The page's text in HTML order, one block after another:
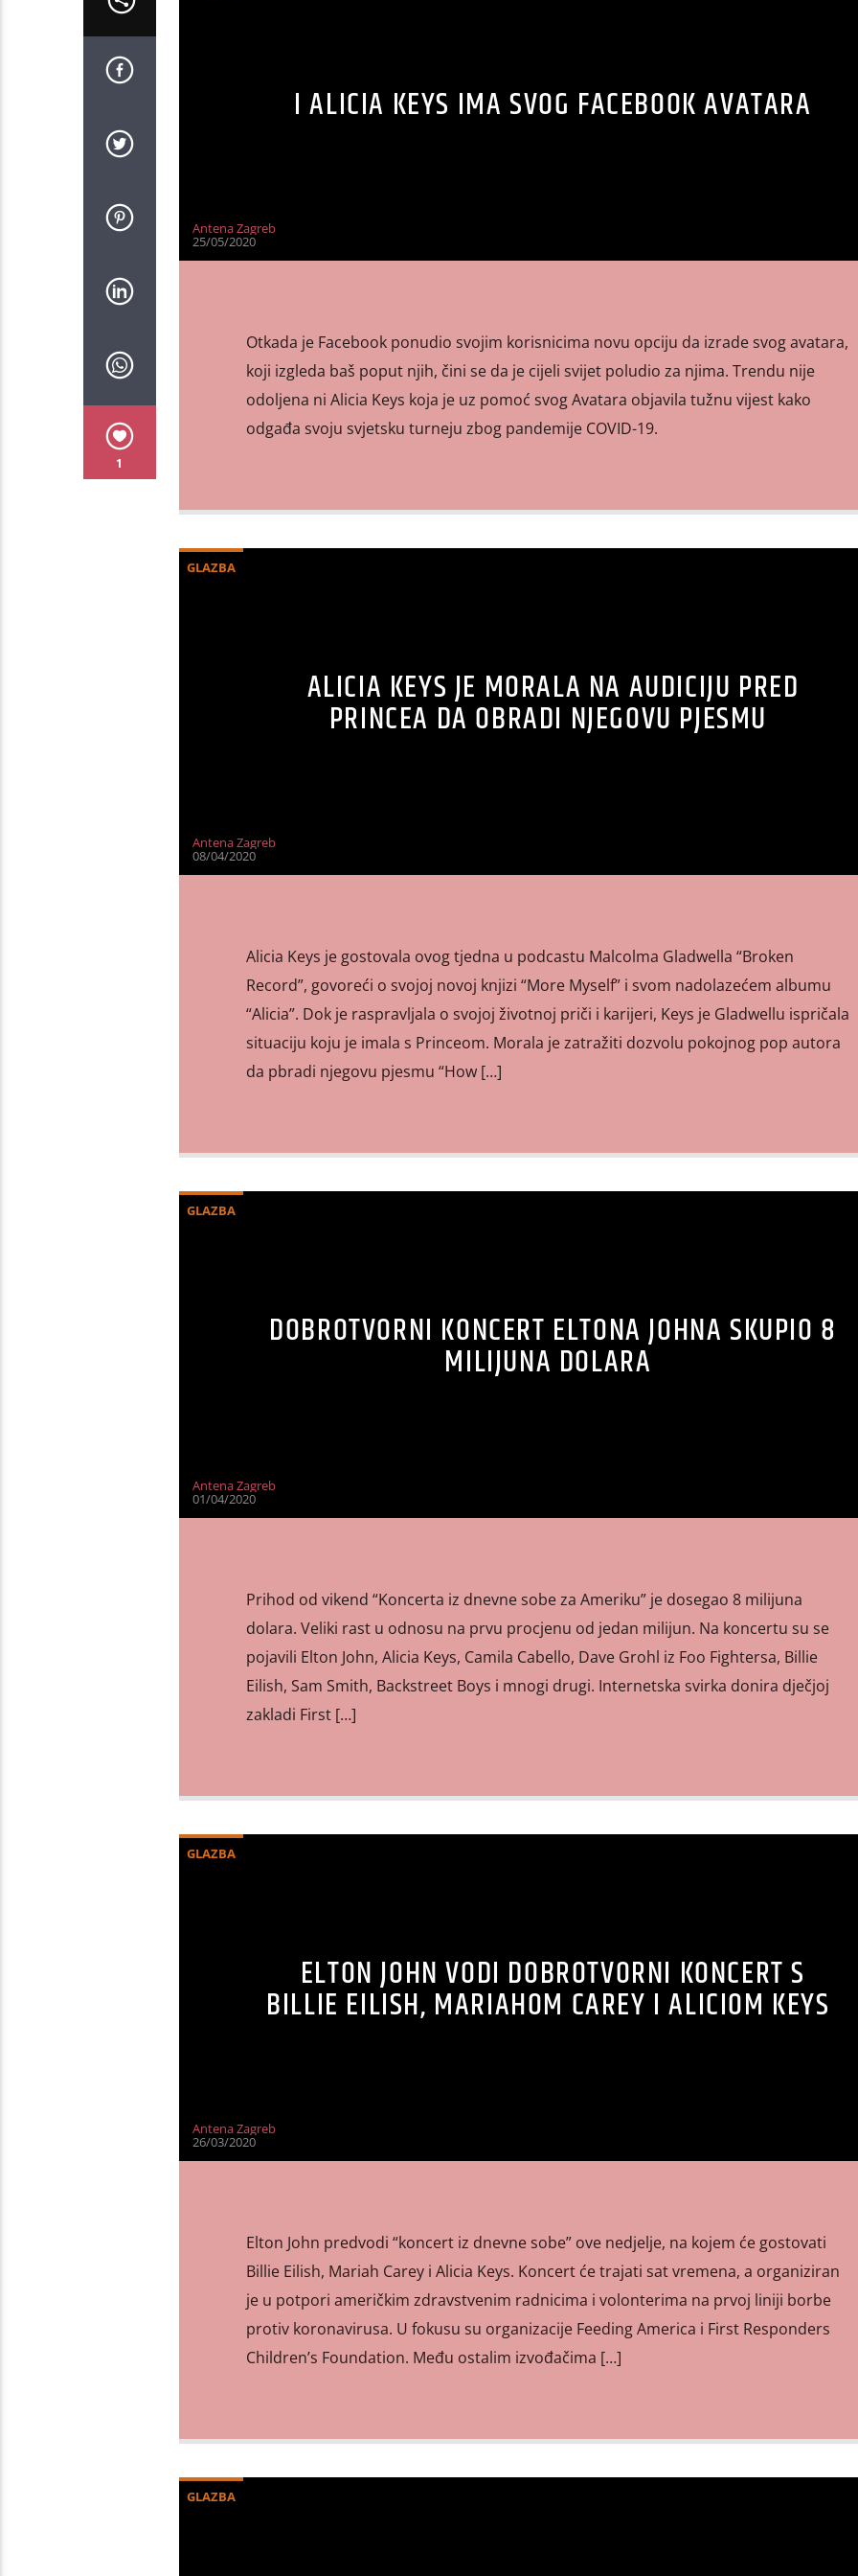
1
I ALICIA KEYS IMA SVOG FACEBOOK AVATARA
Antena Zagreb
25/05/2020
Otkada je Facebook ponudio svojim korisnicima novu opciju da izrade svog avatara,
koji izgleda baš poput njih, čini se da je cijeli svijet poludio za njima. Trendu nije
odoljena ni Alicia Keys koja je uz pomoć svog Avatara objavila tužnu vijest kako
odgađa svoju svjetsku turneju zbog pandemije COVID-19.
GLAZBA
ALICIA KEYS JE MORALA NA AUDICIJU PRED
PRINCEA DA OBRADI NJEGOVU PJESMU
Antena Zagreb
08/04/2020
Alicia Keys je gostovala ovog tjedna u podcastu Malcolma Gladwella “Broken
Record”, govoreći o svojoj novoj knjizi “More Myself” i svom nadolazećem albumu
“Alicia”. Dok je raspravljala o svojoj životnoj priči i karijeri, Keys je Gladwellu ispričala
situaciju koju je imala s Princeom. Morala je zatražiti dozvolu pokojnog pop autora
da pbradi njegovu pjesmu “How […]
GLAZBA
DOBROTVORNI KONCERT ELTONA JOHNA SKUPIO 8
MILIJUNA DOLARA
Antena Zagreb
01/04/2020
Prihod od vikend “Koncerta iz dnevne sobe za Ameriku” je dosegao 8 milijuna
dolara. Veliki rast u odnosu na prvu procjenu od jedan milijun. Na koncertu su se
pojavili Elton John, Alicia Keys, Camila Cabello, Dave Grohl iz Foo Fightersa, Billie
Eilish, Sam Smith, Backstreet Boys i mnogi drugi. Internetska svirka donira dječjoj
zakladi First […]
GLAZBA
ELTON JOHN VODI DOBROTVORNI KONCERT S
BILLIE EILISH, MARIAHOM CAREY I ALICIOM KEYS
Antena Zagreb
26/03/2020
Elton John predvodi “koncert iz dnevne sobe” ove nedjelje, na kojem će gostovati
Billie Eilish, Mariah Carey i Alicia Keys. Koncert će trajati sat vremena, a organiziran
je u potpori američkim zdravstvenim radnicima i volonterima na prvoj liniji borbe
protiv koronavirusa. U fokusu su organizacije Feeding America i First Responders
Children’s Foundation. Među ostalim izvođačima […]
GLAZBA